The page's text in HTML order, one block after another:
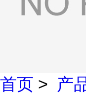
首页 > 产